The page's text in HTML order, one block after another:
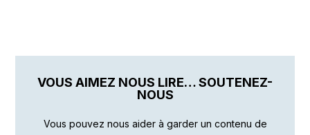
VOUS AIMEZ NOUS LIRE… SOUTENEZ-
NOUS
Vous pouvez nous aider à garder un contenu de